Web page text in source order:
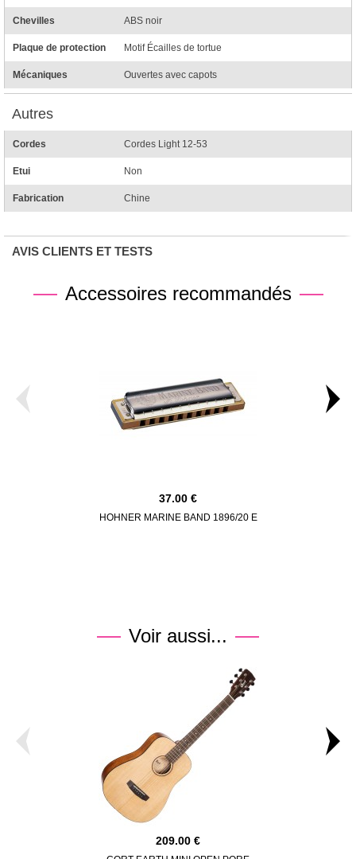
Chevilles ABS noir
Plaque de protection Motif Écailles de tortue
Mécaniques Ouvertes avec capots
Autres
Cordes Cordes Light 12-53
Etui Non
Fabrication Chine
AVIS CLIENTS ET TESTS
Accessoires recommandés
37.00
HOHNER MARINE BAND 1896/20 E
Voir aussi...
209.00